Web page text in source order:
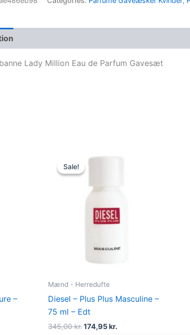
Lady Million Eau de Parfum Gavesæt
–
Sale!
Sale!
Mænd - Herredufte
Diesel – Plus Plus Masculine –
75 ml – Edt
345,00kr.
was:
174,95kr.